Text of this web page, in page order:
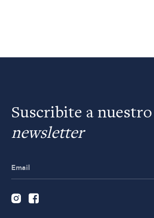
Suscribite a nuestro
newsletter